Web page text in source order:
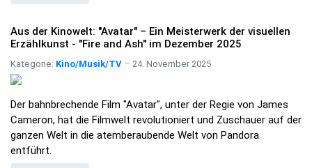
Aus der Kinowelt: "Avatar" – Ein Meisterwerk der visuellen
Erzählkunst - "Fire and Ash" im Dezember 2025
Kategorie: Kino/Musik/TV 24. November 2025
Der bahnbrechende Film "Avatar", unter der Regie von James
Cameron, hat die Filmwelt revolutioniert und Zuschauer auf der
ganzen Welt in die atemberaubende Welt von Pandora
entführt.